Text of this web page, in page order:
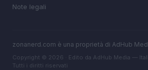
Note legali
zonanerd.com è una proprietà di AdHub
Copyright © 2026 · Edito da AdHub Media —
Tutti i diritti riservati